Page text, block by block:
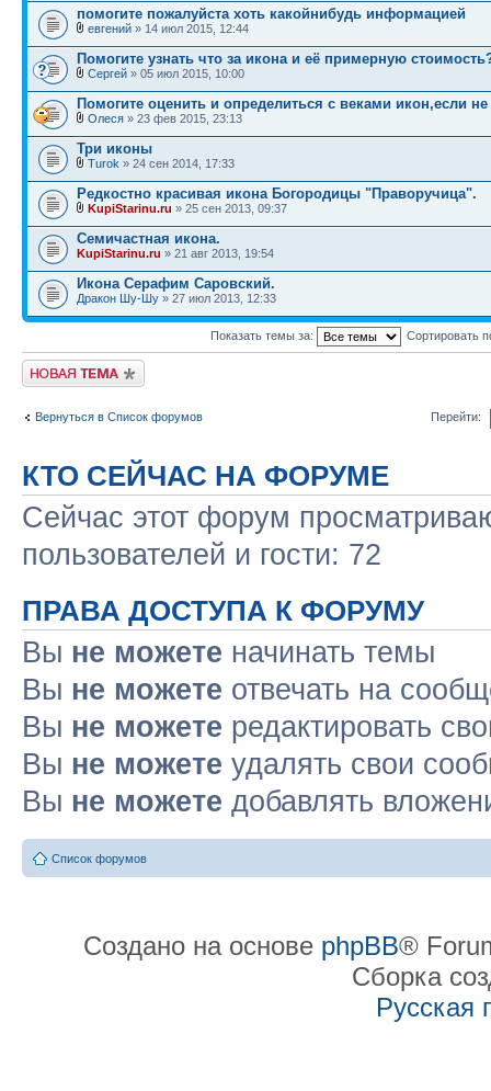
помогите пожалуйста хоть какойнибудь информацией
евгений » 14 июл 2015, 12:44
Помогите узнать что за икона и её примерную
Сергей » 05 июл 2015, 10:00
Помогите оценить и определиться с веками икон,если
Олеся » 23 фев 2015, 23:13
Три иконы
Turok » 24 сен 2014, 17:33
Редкостно красивая икона Богородицы "Праворучица".
KupiStarinu.ru » 25 сен 2013, 09:37
Семичастная икона.
KupiStarinu.ru » 21 авг 2013, 19:54
Икона Серафим Саровский.
Дракон Шу-Шу » 27 июл 2013, 12:33
Показать темы за: Сортировать
Начать новую тему
Вернуться в Список форумов Перейти:
КТО СЕЙЧАС НА ФОРУМЕ
Сейчас этот форум
пользователей и гости: 72
ПРАВА ДОСТУПА К ФОРУМУ
Вы не можете начинать темы
Вы не можете отвечать на
Вы не можете редактировать
Вы не можете удалять свои
Вы не можете добавлять
Список форумов
Создано на основе phpBB®
Сборка
Русская